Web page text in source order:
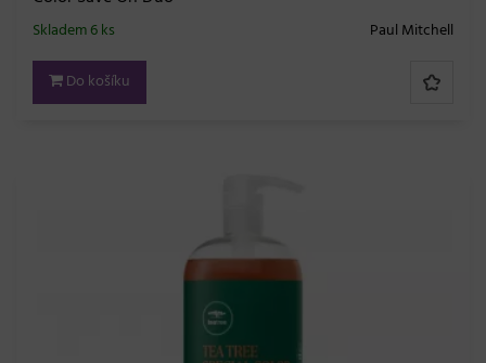
Paul Mitchell
Skladem 6 ks
Do košíku